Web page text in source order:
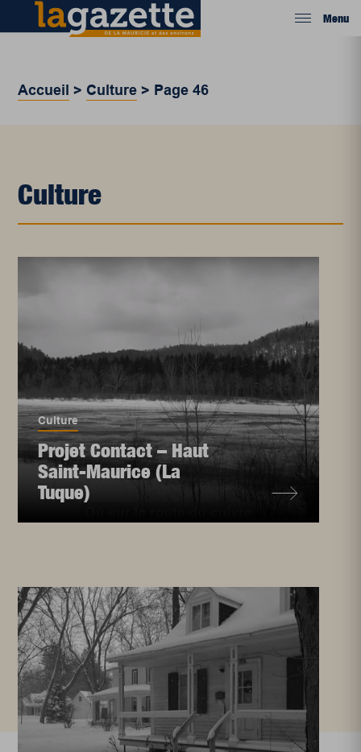
Menu
Accueil > Culture > Page 46
Culture
Culture
Projet Contact – Haut
Saint-Maurice (La
Tuque)